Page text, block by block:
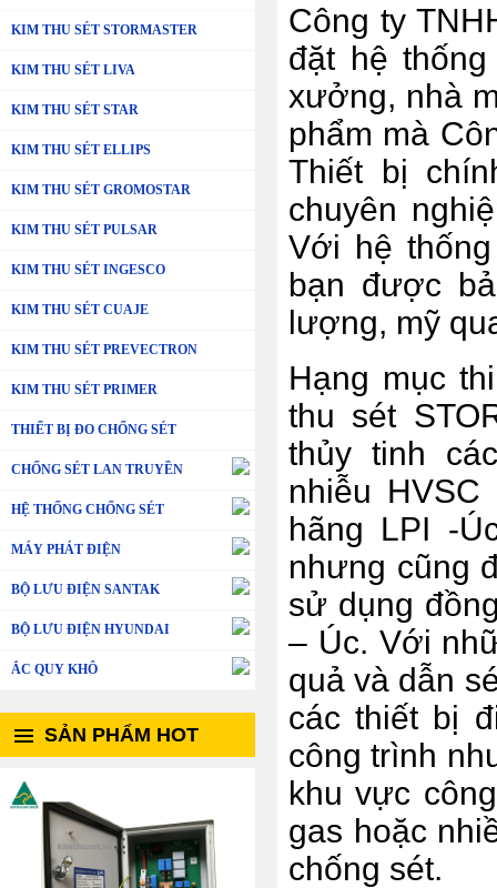
KIM THU SÉT STORMASTER
KIM THU SÉT LIVA
KIM THU SÉT STAR
KIM THU SÉT ELLIPS
KIM THU SÉT GROMOSTAR
KIM THU SÉT PULSAR
KIM THU SÉT INGESCO
KIM THU SÉT CUAJE
KIM THU SÉT PREVECTRON
KIM THU SÉT PRIMER
THIẾT BỊ ĐO CHỐNG SÉT
CHỐNG SÉT LAN TRUYỀN
HỆ THỐNG CHỐNG SÉT
MÁY PHÁT ĐIỆN
BỘ LƯU ĐIỆN SANTAK
BỘ LƯU ĐIỆN HYUNDAI
ẮC QUY KHÔ
SẢN PHẨM HOT
Công ty
đặt hệ
xưởng, nhà
phẩm mà
Thiết bị
chuyên
Với hệ
bạn được
lượng, mỹ
Hạng mục
thu sét
thủy tinh
nhiễu
hãng LPI -
nhưng cũng
sử dụng
– Úc. Với
quả và dẫn
các thiết bị
công trình
khu vực
gas hoặc
chống sét.